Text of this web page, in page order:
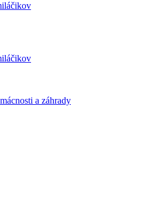
a záhrady